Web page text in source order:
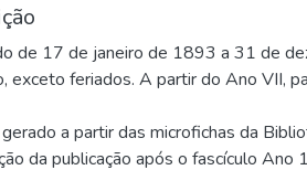
de 17 de janeiro de 1893 a 31 de
exceto feriados. A partir do Ano VII,
a partir das microfichas da
da publicação após o fascículo